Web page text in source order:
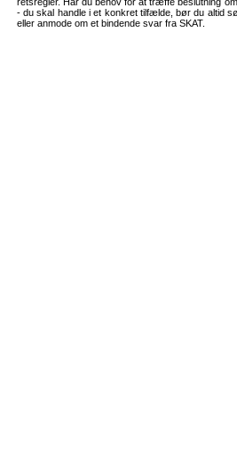
- du skal handle i et konkret tilfælde, bør du altid
eller anmode om et bindende svar fra SKAT.